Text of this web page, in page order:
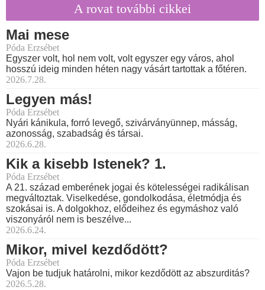
A rovat további cikkei
Mai mese
Póda Erzsébet
Egyszer volt, hol nem volt, volt egyszer egy város, ahol
hosszú ideig minden héten nagy vásárt tartottak a főtéren.
2026.7.28.
Legyen más!
Póda Erzsébet
Nyári kánikula, forró levegő, szivárványünnep, másság,
azonosság, szabadság és társai.
2026.6.28.
Kik a kisebb Istenek? 1.
Póda Erzsébet
A 21. század emberének jogai és kötelességei radikálisan
megváltoztak. Viselkedése, gondolkodása, életmódja és
szokásai is. A dolgokhoz, elődeihez és egymáshoz való
viszonyáról nem is beszélve...
2026.6.24.
Mikor, mivel kezdődött?
Póda Erzsébet
Vajon be tudjuk határolni, mikor kezdődött az abszurditás?
2026.5.28.